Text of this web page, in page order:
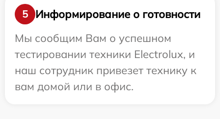
5
Информирование о готовности
Мы сообщим Вам о успешном
тестировании техники Electrolux, и
наш сотрудник привезет технику к
вам домой или в офис.